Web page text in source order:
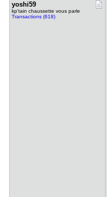
yoshi59
kp'tain chaussette vous parle
Transactions (618)